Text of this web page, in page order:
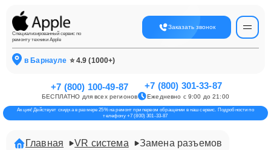
Специализированный сервис по
ремонту техники Apple
Заказать звонок
в Барнауле ⭐ 4.9 (1000+)
+7 (800) 100-49-87
БЕСПЛАТНО для всех регионов
+7 (800) 301-33-87
Ежедневно с 9:00 до 21:00
Акция! Действует скидка в размере 25% на ремонт при первом обращении в наш сервис. Подробности по
телефону +7 (800) 301-33-87
Главная VR система Замена разъемов